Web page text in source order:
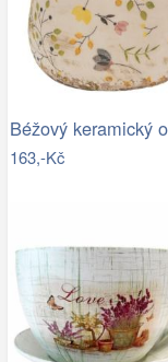
163,-Kč